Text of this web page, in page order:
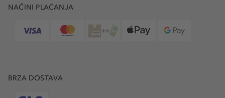
NAČINI PLAĆANJA
BRZA DOSTAVA